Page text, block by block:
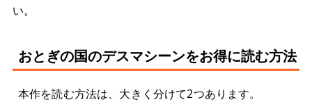
い。
おとぎの国のデスマシーンをお得に読む方法
本作を読む方法は、大きく分けて2つあります。